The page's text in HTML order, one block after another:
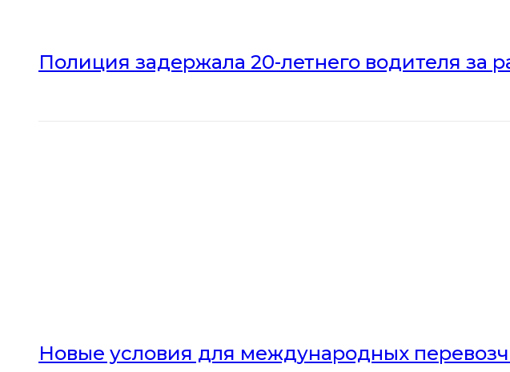
Полиция задержала 20-летнего водителя за
Новые условия для международных